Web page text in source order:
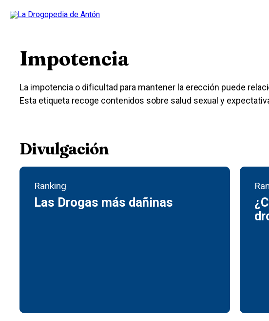
Impotencia
La impotencia o dificultad para mantener la erección puede
Esta etiqueta recoge contenidos sobre salud sexual y
Divulgación
Ranking
Las Drogas más dañinas